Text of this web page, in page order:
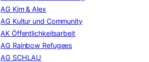
AG Kim & Alex
AG Kultur und Community
AK Öffentlichkeitsarbeit
AG Rainbow Refugees
AG SCHLAU